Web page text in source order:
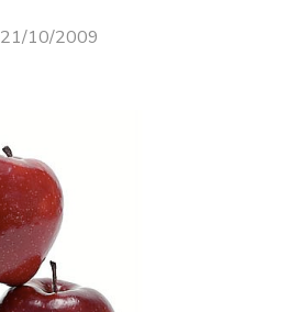
21/10/2009